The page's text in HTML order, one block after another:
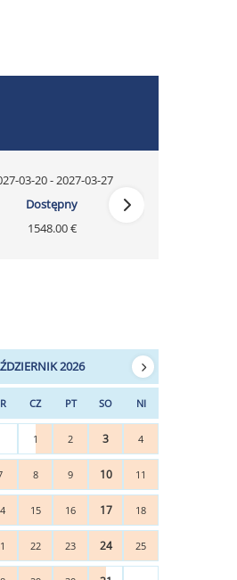
03-20 - 2027-03-27
Dostępny
1548.00 €
2026
CZ PT SO NI
1 2 3 4
8 9 10 11
15 16 17 18
22 23 24 25